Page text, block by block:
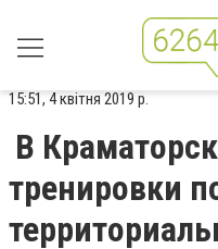
15:51, 4 квітня 2019 р.
В
тренировки